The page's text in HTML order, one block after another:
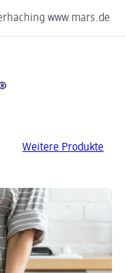
www.mars.de
Weitere Produkte